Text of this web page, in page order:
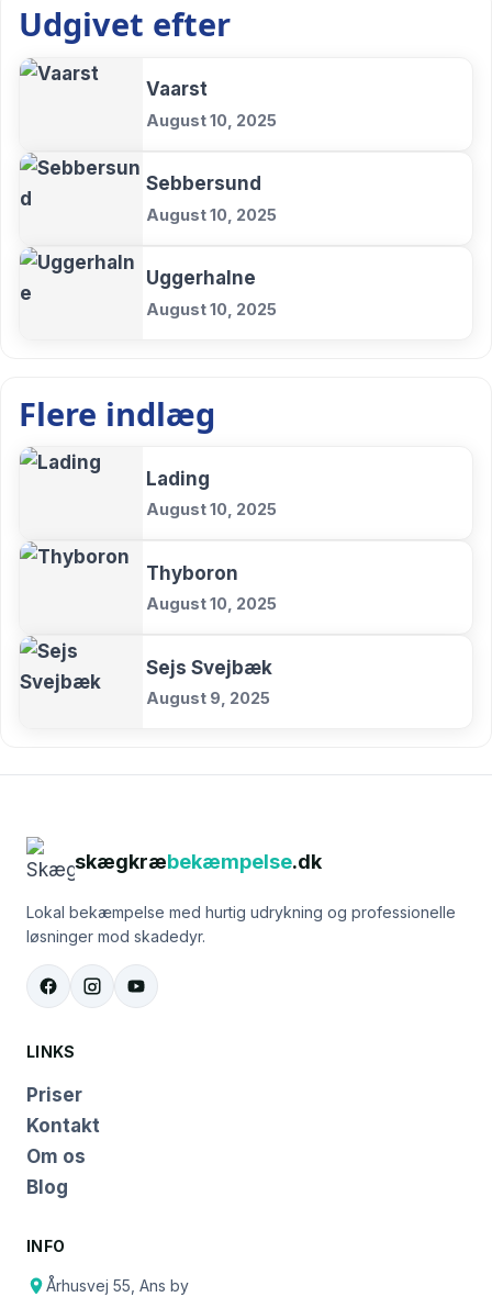
Udgivet efter
Vaarst
August 10, 2025
Sebbersund
August 10, 2025
Uggerhalne
August 10, 2025
Flere indlæg
Lading
August 10, 2025
Thyboron
August 10, 2025
Sejs Svejbæk
August 9, 2025
skægkræbekæmpelse.dk
Lokal bekæmpelse med hurtig udrykning og professionelle
løsninger mod skadedyr.
LINKS
Priser
Kontakt
Om os
Blog
INFO
Århusvej 55, Ans by